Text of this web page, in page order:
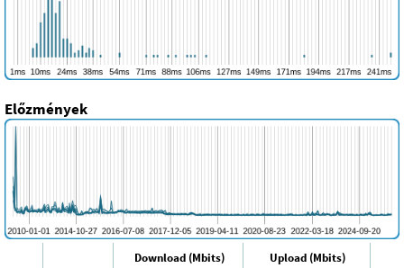
Előzmények
Download (Mbits) Upload (Mbits)